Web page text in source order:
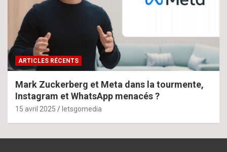
ARTICLES RÉCENTS
Mark Zuckerberg et Meta dans la tourmente,
Instagram et WhatsApp menacés ?
15 avril 2025 letsgomedia